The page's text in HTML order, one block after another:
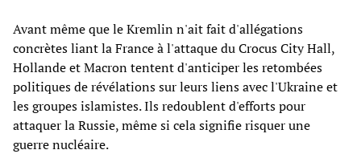
Avant même que le Kremlin n'ait fait d'allégations
concrètes liant la France à l'attaque du Crocus City Hall,
Hollande et Macron tentent d'anticiper les retombées
politiques de révélations sur leurs liens avec l'Ukraine et
les groupes islamistes. Ils redoublent d'efforts pour
attaquer la Russie, même si cela signifie risquer une
guerre nucléaire.